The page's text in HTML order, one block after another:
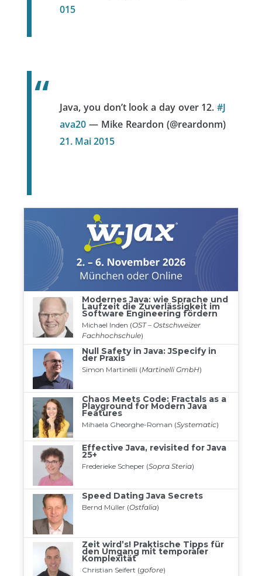
015
Java, you don’t look a day over 12. #J
ava20 — Mike Reardon (@reardonm)
21. Mai 2015